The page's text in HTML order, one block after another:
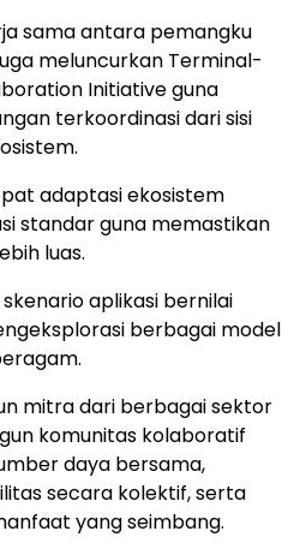
sama antara pemangku
meluncurkan Terminal-
Initiative guna
terkoordinasi dari sisi
adaptasi ekosistem
standar guna memastikan
luas.
aplikasi bernilai
berbagai model
mitra dari berbagai sektor
komunitas kolaboratif
daya bersama,
secara kolektif, serta
yang seimbang.